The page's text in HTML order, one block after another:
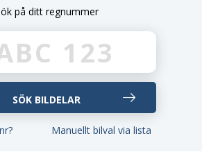
på ditt regnummer
Manuellt bilval via lista